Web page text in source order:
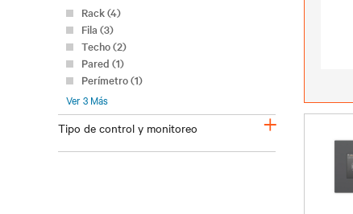
Rack (4)
Fila (3)
Techo (2)
Pared (1)
Perímetro (1)
Ver3 Más
Tipo de control y monitoreo +